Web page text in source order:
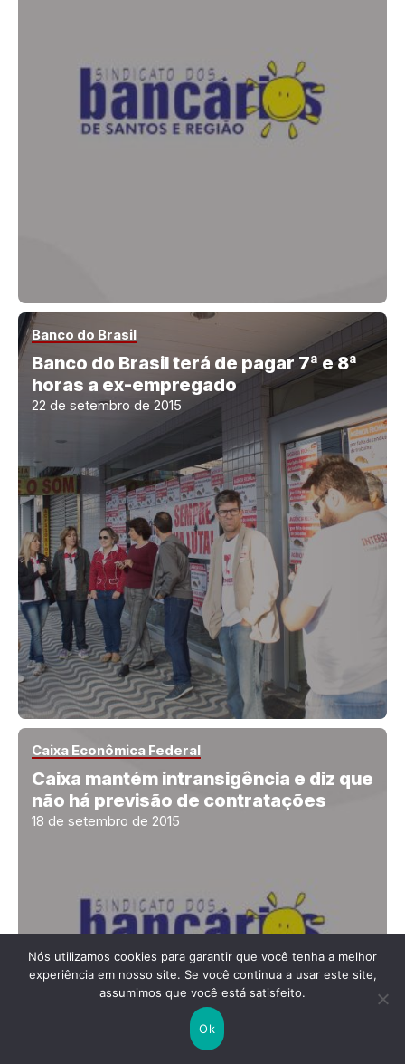
Banco do Brasil
Banco do Brasil terá de pagar 7ª e 8ª
horas a ex-empregado
22 de setembro de 2015
Caixa Econômica Federal
Caixa mantém intransigência e diz que
não há previsão de contratações
18 de setembro de 2015
Nós utilizamos cookies para garantir que você tenha a melhor
experiência em nosso site. Se você continua a usar este site,
assumimos que você está satisfeito.
Ok